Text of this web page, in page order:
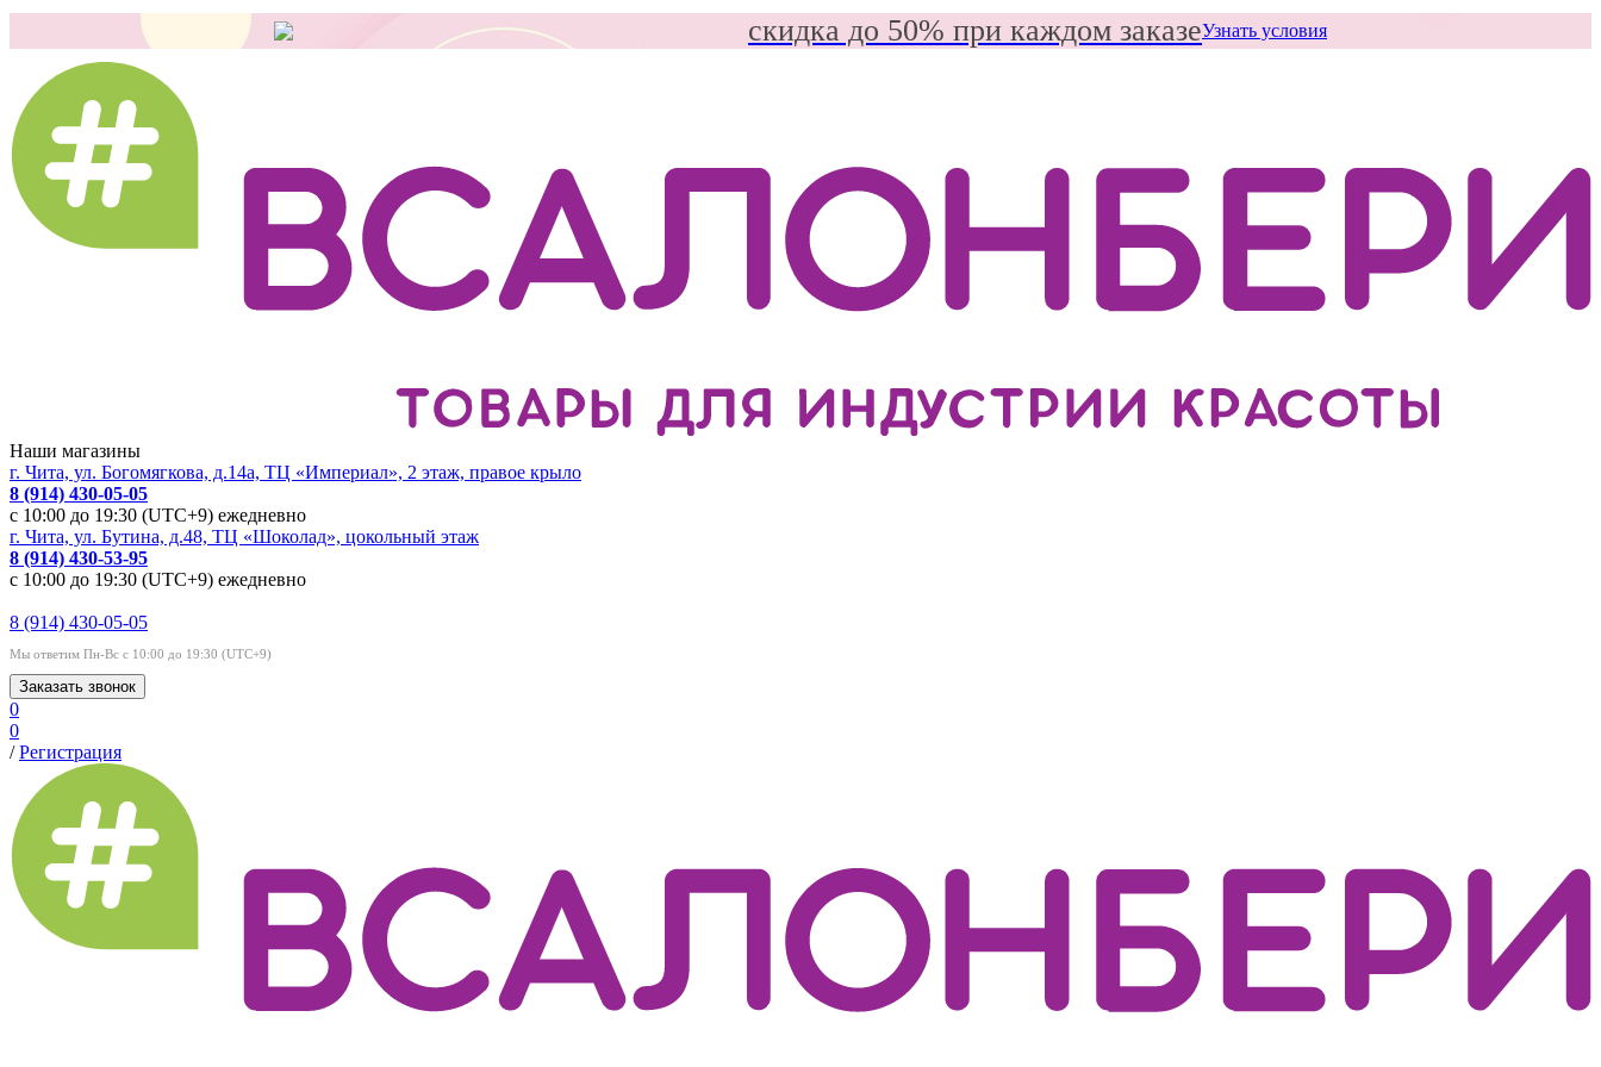
скидка до 50% при каждом заказеУзнать условия
Наши магазины
г. Чита, ул. Богомягкова, д.14а, ТЦ «Империал», 2 этаж, правое крыло
8 (914) 430-05-05
с 10:00 до 19:30 (UTC+9) ежедневно
г. Чита, ул. Бутина, д.48, ТЦ «Шоколад», цокольный этаж
8 (914) 430-53-95
с 10:00 до 19:30 (UTC+9) ежедневно
8 (914) 430-05-05
Мы ответим Пн-Вс с 10:00 до 19:30 (UTC+9)
Заказать звонок
0
0
/ Регистрация